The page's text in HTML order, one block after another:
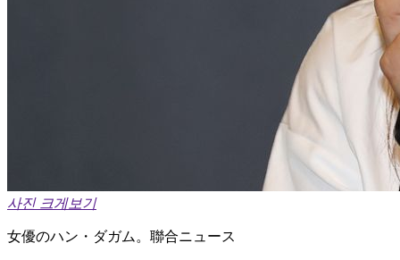
사진 크게보기
女優のハン・ダガム。聯合ニュース